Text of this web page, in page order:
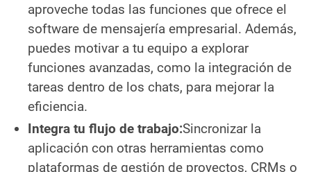
aproveche todas las funciones que ofrece el
software de mensajería empresarial. Además,
puedes motivar a tu equipo a explorar
funciones avanzadas, como la integración de
tareas dentro de los chats, para mejorar la
eficiencia.
Integra tu flujo de trabajo:Sincronizar la
aplicación con otras herramientas como
plataformas de gestión de proyectos, CRMs o